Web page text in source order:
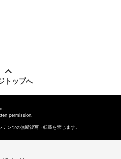
トップへ
permission.
ンツの無断複写・転載を禁じます。